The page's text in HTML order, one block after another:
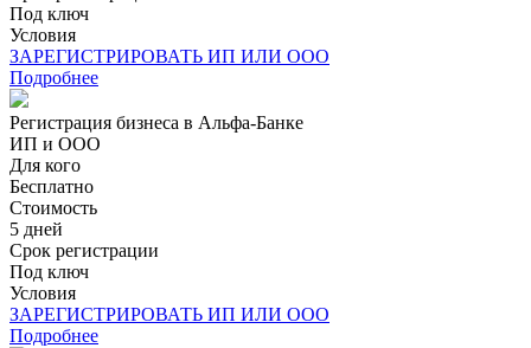
Под ключ
Условия
ЗАРЕГИСТРИРОВАТЬ ИП ИЛИ ООО
Подробнее
Регистрация бизнеса в Альфа-Банке
ИП и ООО
Для кого
Бесплатно
Стоимость
5 дней
Срок регистрации
Под ключ
Условия
ЗАРЕГИСТРИРОВАТЬ ИП ИЛИ ООО
Подробнее